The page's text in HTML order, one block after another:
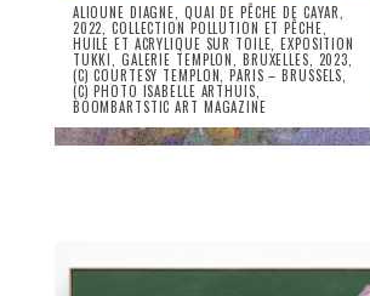
ALIOUNE DIAGNE, QUAI DE PÊCHE DE CAYAR,
2022, COLLECTION POLLUTION ET PÊCHE,
HUILE ET ACRYLIQUE SUR TOILE, EXPOSITION
TUKKI, GALERIE TEMPLON, BRUXELLES, 2023,
(C) COURTESY TEMPLON, PARIS – BRUSSELS,
(C) PHOTO ISABELLE ARTHUIS,
BOOMBARTSTIC ART MAGAZINE